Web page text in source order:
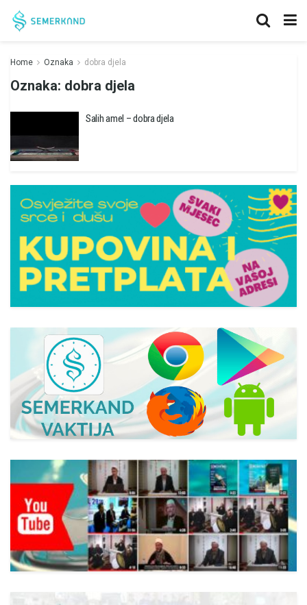
Home Oznaka dobra djela
Oznaka: dobra djela
Salih amel – dobra djela